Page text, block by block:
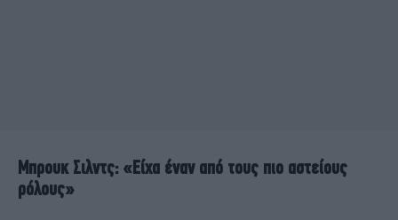
Μπρουκ Σιλντς: «Είχα έναν από τους πιο αστείους
ρόλους»